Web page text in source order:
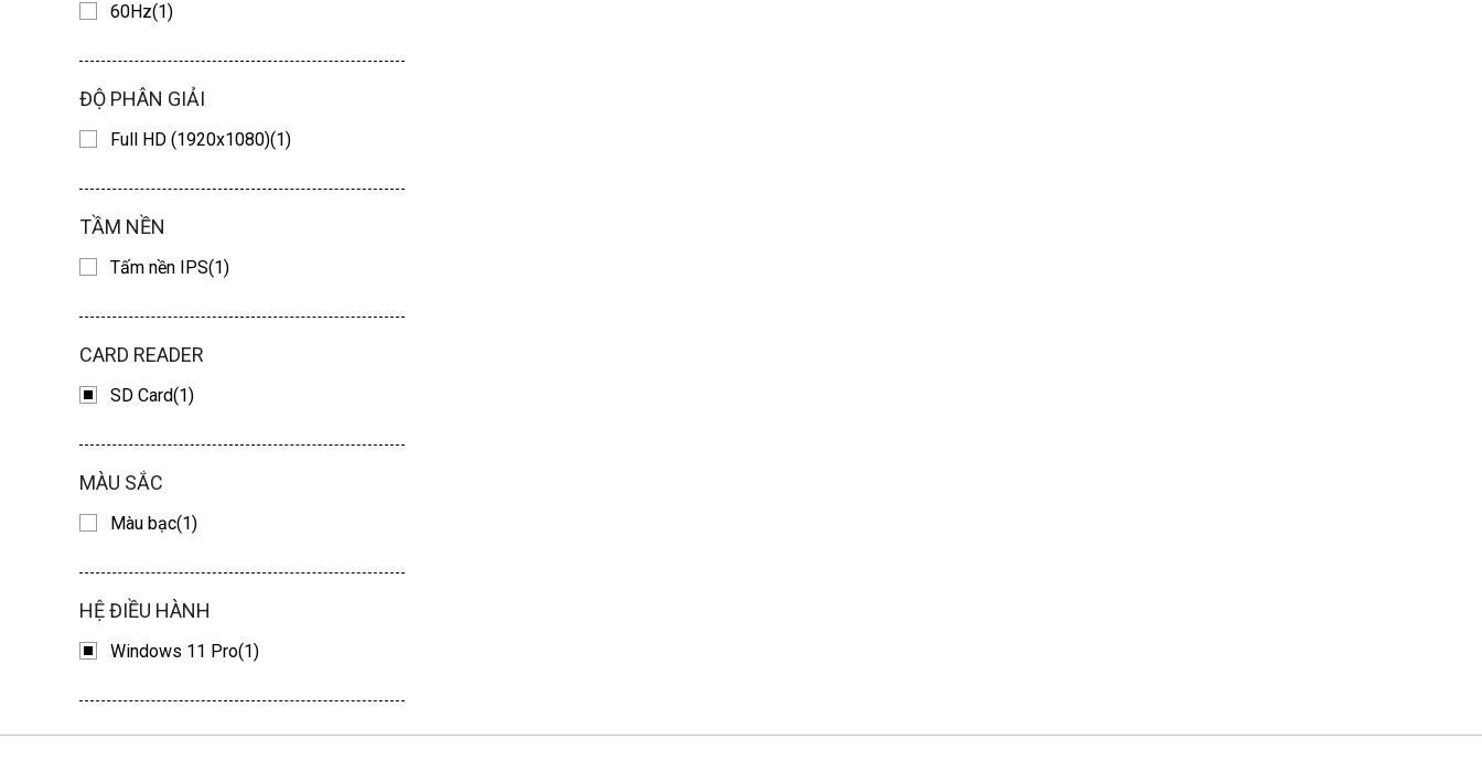
60Hz(1)
ĐỘ PHÂN GIẢI
Full HD (1920x1080)(1)
TẦM NỀN
Tấm nền IPS(1)
CARD READER
SD Card(1)
MÀU SẮC
Màu bạc(1)
HỆ ĐIỀU HÀNH
Windows 11 Pro(1)